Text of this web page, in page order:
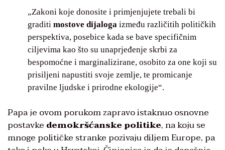
„Zakoni koje donosite i primjenjujete trebali bi
graditi mostove dijaloga između različitih političkih
perspektiva, posebice kada se bave specifičnim
ciljevima kao što su unaprjeđenje skrbi za
bespomoćne i marginalizirane, osobito za one koji su
prisiljeni napustiti svoje zemlje, te promicanje
pravilne ljudske i prirodne ekologije“.
Papa je ovom porukom zapravo istaknuo osnovne
postavke demokršćanske politike, na koju se
mnoge političke stranke pozivaju diljem Europe, pa